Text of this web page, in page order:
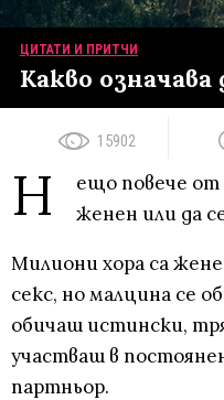
ЦИТАТИ И ПРИТЧИ
Какво
15902
Н
ещо повече
женен или да
Милиони хора са
секс, но малцина се
обичаш истински,
участваш в
партньор.